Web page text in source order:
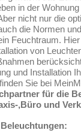
in der
nicht nur die
die Normen
Feuchtraum.
von
und Installation
Sie bei
für die
,Büro und